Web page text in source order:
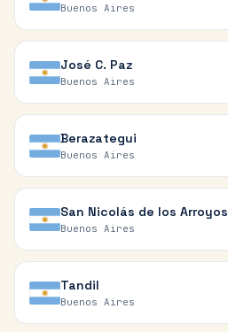
Buenos Aires
José C. Paz
Buenos Aires
Berazategui
Buenos Aires
San Nicolás de los Arroyos
Buenos Aires
Tandil
Buenos Aires